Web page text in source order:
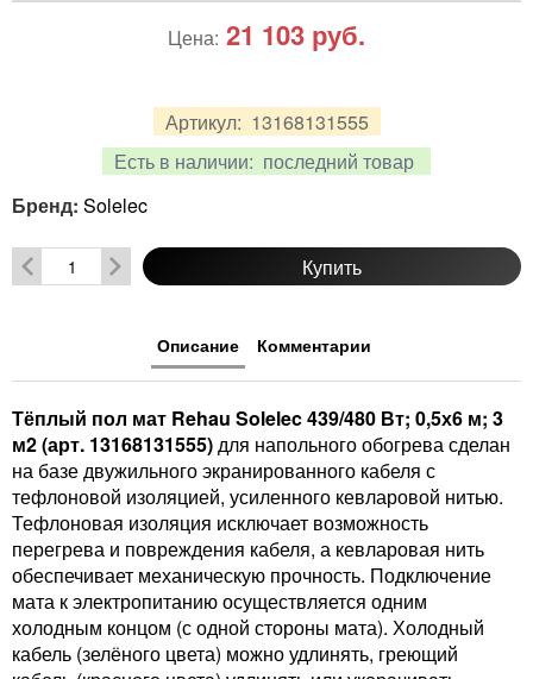
Артикул: 13168131555
Есть в наличии: последний товар
Цена: 21 103 руб.
Бренд: Solelec
Купить
Описание Комментарии
Тёплый пол мат Rehau Solelec 439/480 Вт; 0,5х6 м; 3
м2 (арт. 13168131555)для напольного обогрева сделан
на базе двужильного экранированного кабеля с
тефлоновой изоляцией, усиленного кевларовой нитью.
Тефлоновая изоляция исключает возможность
перегрева и повреждения кабеля, а кевларовая нить
обеспечивает механическую прочность. Подключение
мата к электропитанию осуществляется одним
холодным концом (с одной стороны мата). Холодный
кабель (зелёного цвета) можно удлинять, греющий